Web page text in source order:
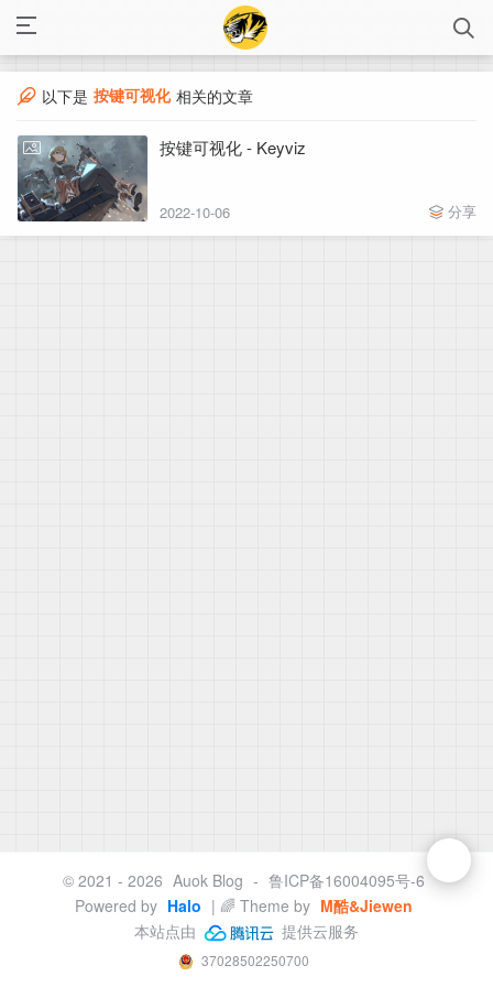
以下是 按键可视化 相关的文章
按键可视化 - Keyviz
2022-10-06 分享
© 2021 - 2026 Auok Blog - 鲁ICP备16004095号-6
Powered by Halo | 🌈 Theme by M酷&Jiewen
本站点由
提供云服务
37028502250700